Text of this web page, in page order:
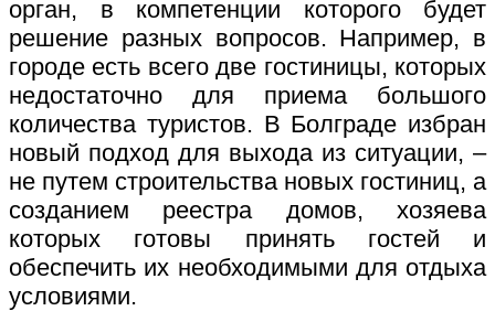
орган, в компетенции которого будет
решение разных вопросов. Например, в
городе есть всего две гостиницы, которых
недостаточно для приема большого
количества туристов. В Болграде избран
новый подход для выхода из ситуации, –
не путем строительства новых гостиниц, а
созданием реестра домов, хозяева
которых готовы принять гостей и
обеспечить их необходимыми для отдыха
условиями.